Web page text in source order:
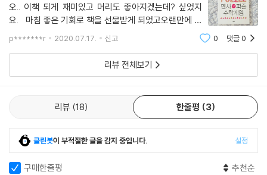
오.. 이책 되게 재미있고 머리도 좋아지겠는데? 싶었지
요. 마침 좋은 기회로 책을 선물받게 되었고오랜만에 맷
돌을 굴려볼 생각에 한껏 들떠있었답니당 ㅋㅋ 지루하
기만한 문제집과는 다른 고상한 취미생활에 걸맞는 느낌
의작고 얇고 예쁜 퍼즐책이에요. ^^ 멘사코
p*******r 2020.07.17. 신고 0 댓글0
리뷰 전체보기
리뷰 18 한줄평 3
클린봇이 부적절한 글을 감지 중입니다. 설정
구매한줄평 추천순